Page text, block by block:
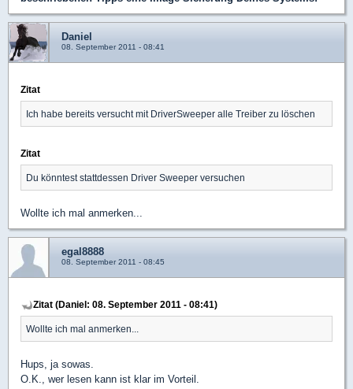
Daniel
08. September 2011 - 08:41
Zitat
Ich habe bereits versucht mit DriverSweeper alle Treiber zu löschen
Zitat
Du könntest stattdessen Driver Sweeper versuchen
Wollte ich mal anmerken...
egal8888
08. September 2011 - 08:45
Zitat (Daniel: 08. September 2011 - 08:41)
Wollte ich mal anmerken...
Hups, ja sowas.
O.K., wer lesen kann ist klar im Vorteil.